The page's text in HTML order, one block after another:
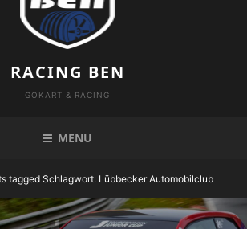
RACING BEN
GOKART & RACING
MENU
tagged Schlagwort: Lübbecker Automobilclub